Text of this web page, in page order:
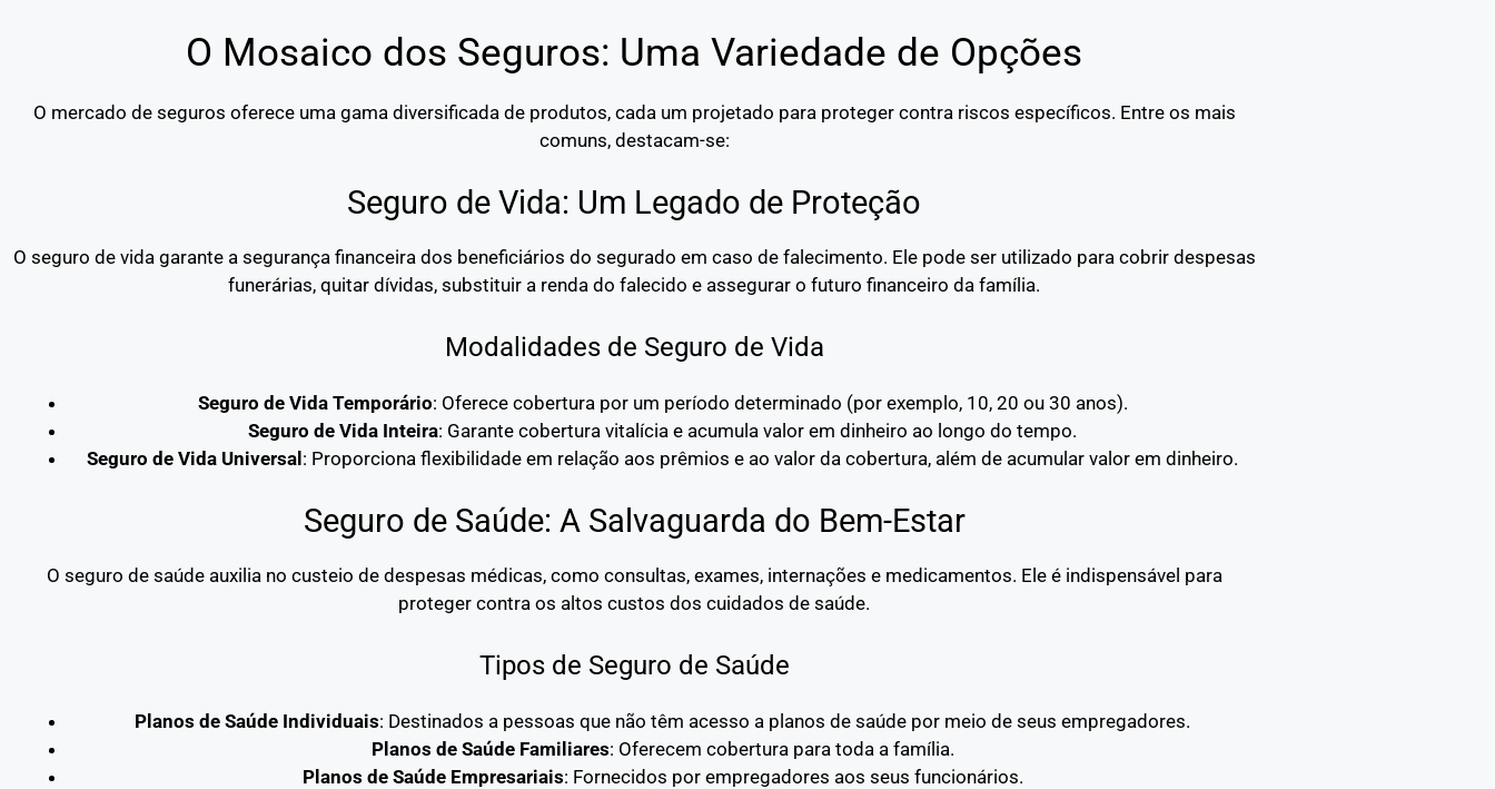
O Mosaico dos Seguros: Uma Variedade de Opções
O mercado de seguros oferece uma gama diversificada de produtos, cada um projetado para proteger contra riscos específicos. Entre os mais
comuns, destacam-se:
Seguro de Vida: Um Legado de Proteção
O seguro de vida garante a segurança financeira dos beneficiários do segurado em caso de falecimento. Ele pode ser utilizado para cobrir despesas
funerárias, quitar dívidas, substituir a renda do falecido e assegurar o futuro financeiro da família.
Modalidades de Seguro de Vida
Seguro de Vida Temporário: Oferece cobertura por um período determinado (por exemplo, 10, 20 ou 30 anos).
Seguro de Vida Inteira: Garante cobertura vitalícia e acumula valor em dinheiro ao longo do tempo.
Seguro de Vida Universal : Proporciona flexibilidade em relação aos prêmios e ao valor da cobertura, além de acumular valor em dinheiro.
Seguro de Saúde: A Salvaguarda do Bem-Estar
O seguro de saúde auxilia no custeio de despesas médicas, como consultas, exames, internações e medicamentos. Ele é indispensável para
proteger contra os altos custos dos cuidados de saúde.
Tipos de Seguro de Saúde
Planos de Saúde Individuais: Destinados a pessoas que não têm acesso a planos de saúde por meio de seus empregadores.
Planos de Saúde Familiares: Oferecem cobertura para toda a família.
Planos de Saúde Empresariais: Fornecidos por empregadores aos seus funcionários.